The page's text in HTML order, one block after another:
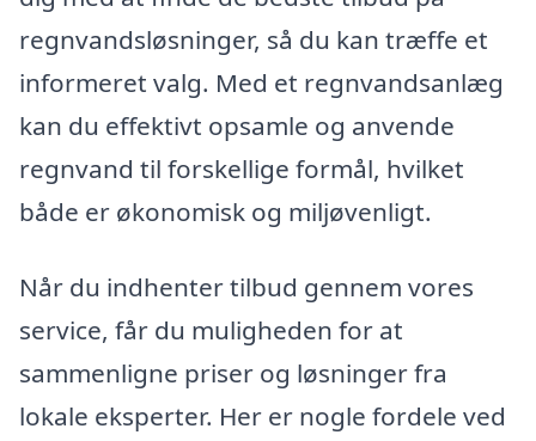
regnvandsløsninger, så du kan træffe et
informeret valg. Med et regnvandsanlæg
kan du effektivt opsamle og anvende
regnvand til forskellige formål, hvilket
både er økonomisk og miljøvenligt.
Når du indhenter tilbud gennem vores
service, får du muligheden for at
sammenligne priser og løsninger fra
lokale eksperter. Her er nogle fordele ved